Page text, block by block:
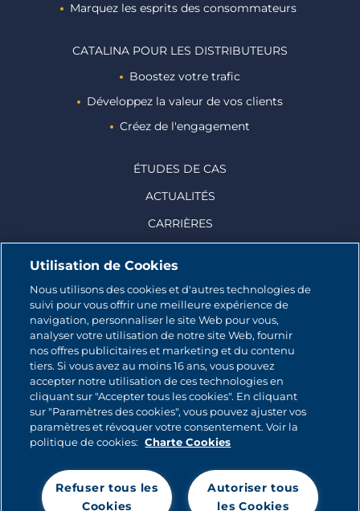
Marquez les esprits des consommateurs ​
CATALINA POUR LES DISTRIBUTEURS
Boostez votre trafic
Développez la valeur de vos clients
Créez de l'engagement
ÉTUDES DE CAS
ACTUALITÉS
CARRIÈRES
© 2026 CATALINA MARKETING INC.
Contact
Plan du site
Politique relative aux cookies
Mentions légales
Utilisation de Cookies
Nous utilisons des cookies et d'autres technologies de
suivi pour vous offrir une meilleure expérience de
navigation, personnaliser le site Web pour vous,
analyser votre utilisation de notre site Web, fournir
nos offres publicitaires et marketing et du contenu
tiers. Si vous avez au moins 16 ans, vous pouvez
accepter notre utilisation de ces technologies en
cliquant sur "Accepter tous les cookies". En cliquant
sur "Paramètres des cookies", vous pouvez ajuster vos
paramètres et révoquer votre consentement. Voir la
politique de cookies: Charte Cookies
Autoriser tous
les Cookies
Refuser tous les
Cookies